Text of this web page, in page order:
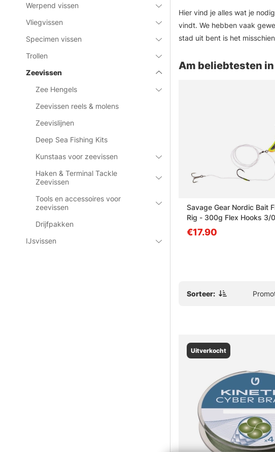
Werpend vissen
Vliegvissen
Specimen vissen
Trollen
Zeevissen
Zee Hengels
Zeevissen reels & molens
Zeevislijnen
Deep Sea Fishing Kits
Kunstaas voor zeevissen
Haken & Terminal Tackle
Zeevissen
Tools en accessoires voor
zeevissen
Drijfpakken
IJsvissen
Hier vind je alles wat je
vindt. We hebben vaak
stad uit bent is het
Am beliebtesten
Storm Biscay Giant Jigging
Savage Gear Nordic Bait
Rig - 300g Flex Hooks 3/
6/0 FC 1mm
€17.90
Sorteer:
Uitverkocht